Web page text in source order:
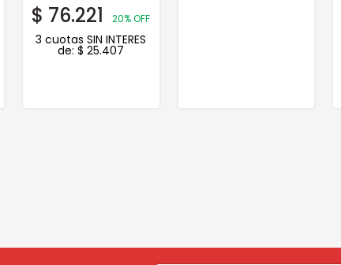
$ 76.221 20% OFF
3 cuotas SIN INTERES
de:$ 25.407